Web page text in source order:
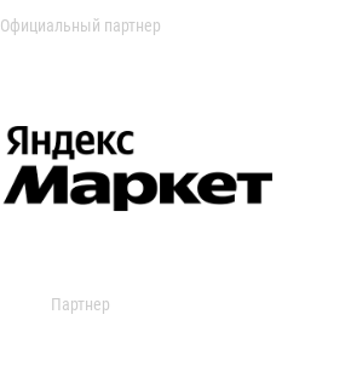
Официальный партнер
Партнер